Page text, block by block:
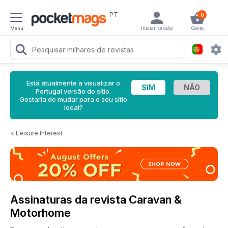
Menu
PT 0
Cesto
Iniciar sessão
Está atualmente a visualizar o
Portugal versão do sítio.
Gostaria de mudar para o seu sítio
local?
< Leisure Interest
Assinaturas da revista Caravan &
Motorhome